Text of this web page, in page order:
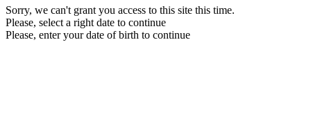
Sorry, we can't grant you access to this site this time.
Please, select a right date to continue
Please, enter your date of birth to continue